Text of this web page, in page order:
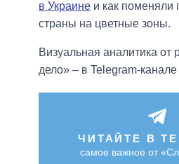
в Украине и как поменяли
страны на цветные зоны.
Визуальная аналитика от
дело» – в Telegram-канале
ЧИТАЙТЕ В
самое важное от